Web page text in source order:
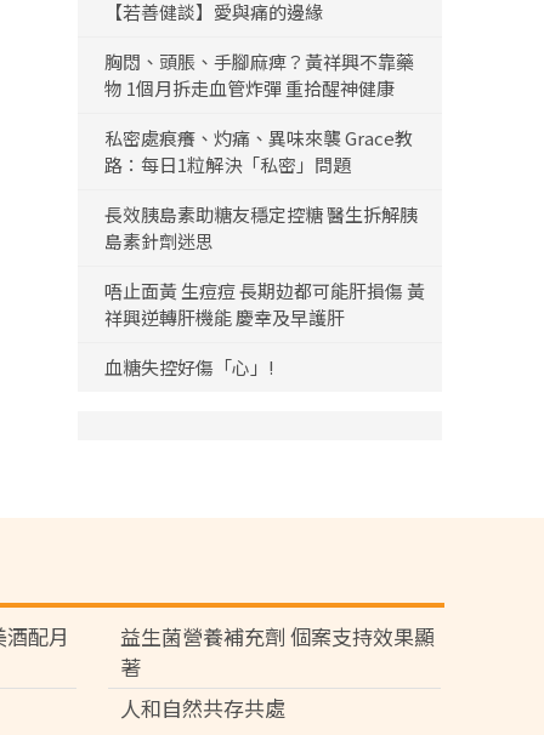
【若善健談】愛與痛的邊緣
胸悶、頭脹、手腳麻痺？黃祥興不靠藥
物 1個月拆走血管炸彈 重拾醒神健康
私密處痕癢、灼痛、異味來襲 Grace教
路：每日1粒解決「私密」問題
長效胰島素助糖友穩定控糖 醫生拆解胰
島素針劑迷思
唔止面黃 生痘痘 長期攰都可能肝損傷 黃
祥興逆轉肝機能 慶幸及早護肝
血糖失控好傷「心」!
配月
益生菌營養補充劑 個案支持效果顯
著
人和自然共存共處